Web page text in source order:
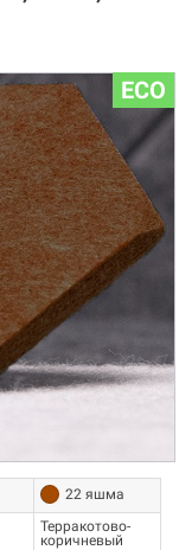
ECO
22 яшма
Терракотово-
коричневый